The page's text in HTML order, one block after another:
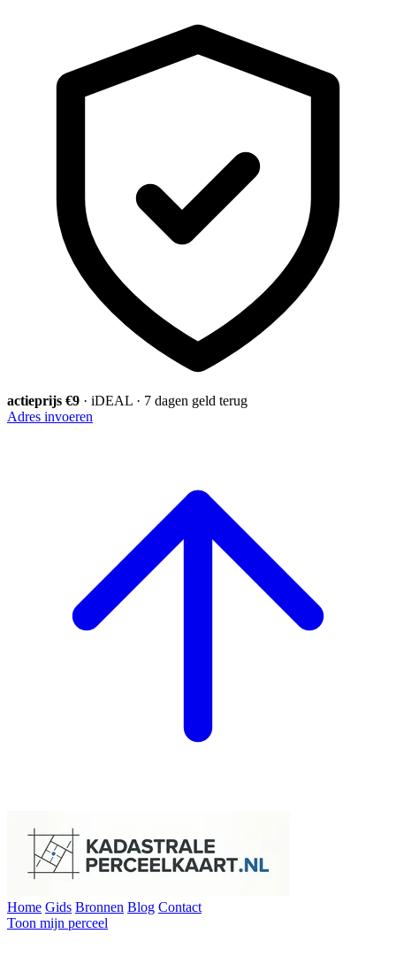
actieprijs €9 · iDEAL · 7 dagen geld terug
Adres invoeren
Home Gids Bronnen Blog Contact
Toon mijn perceel